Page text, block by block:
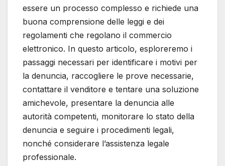
essere un processo complesso e richiede una
buona comprensione delle leggi e dei
regolamenti che regolano il commercio
elettronico. In questo articolo, esploreremo i
passaggi necessari per identificare i motivi per
la denuncia, raccogliere le prove necessarie,
contattare il venditore e tentare una soluzione
amichevole, presentare la denuncia alle
autorità competenti, monitorare lo stato della
denuncia e seguire i procedimenti legali,
nonché considerare l’assistenza legale
professionale.